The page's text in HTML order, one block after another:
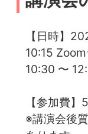
【日時】
10:15
10:30 〜
【参加費】
※講演会後